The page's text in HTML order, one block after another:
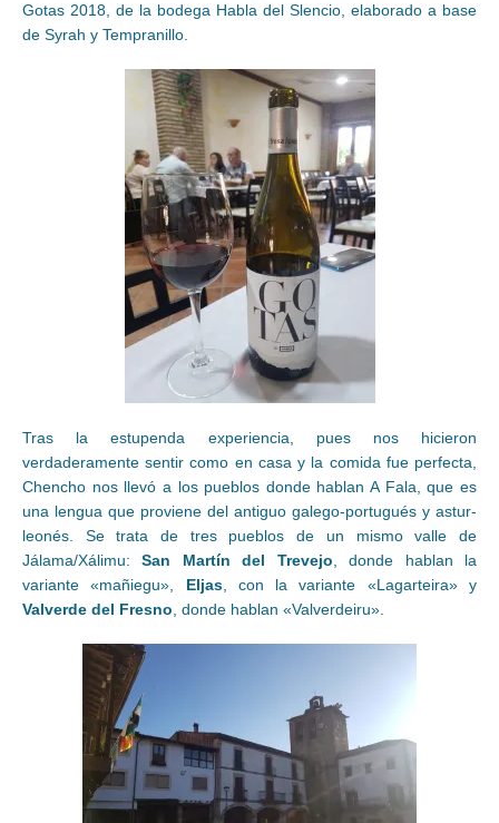
Gotas 2018, de la bodega Habla del Slencio, elaborado a base
de Syrah y Tempranillo.
Tras la estupenda experiencia, pues nos hicieron
verdaderamente sentir como en casa y la comida fue perfecta,
Chencho nos llevó a los pueblos donde hablan A Fala, que es
una lengua que proviene del antiguo galego-portugués y astur-
leonés. Se trata de tres pueblos de un mismo valle de
Jálama/Xálimu:San Martín del Trevejo, donde hablan la
variante «mañiegu», Eljas, con la variante «Lagarteira» y
Valverde del Fresno, donde hablan «Valverdeiru».